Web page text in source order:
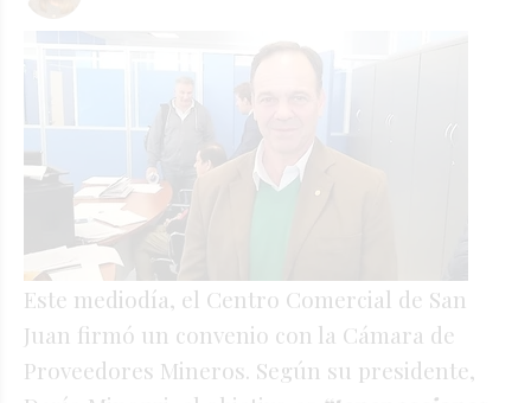
Este mediodía, el Centro Comercial de San
Juan firmó un convenio con la Cámara de
Proveedores Mineros. Según su presidente,